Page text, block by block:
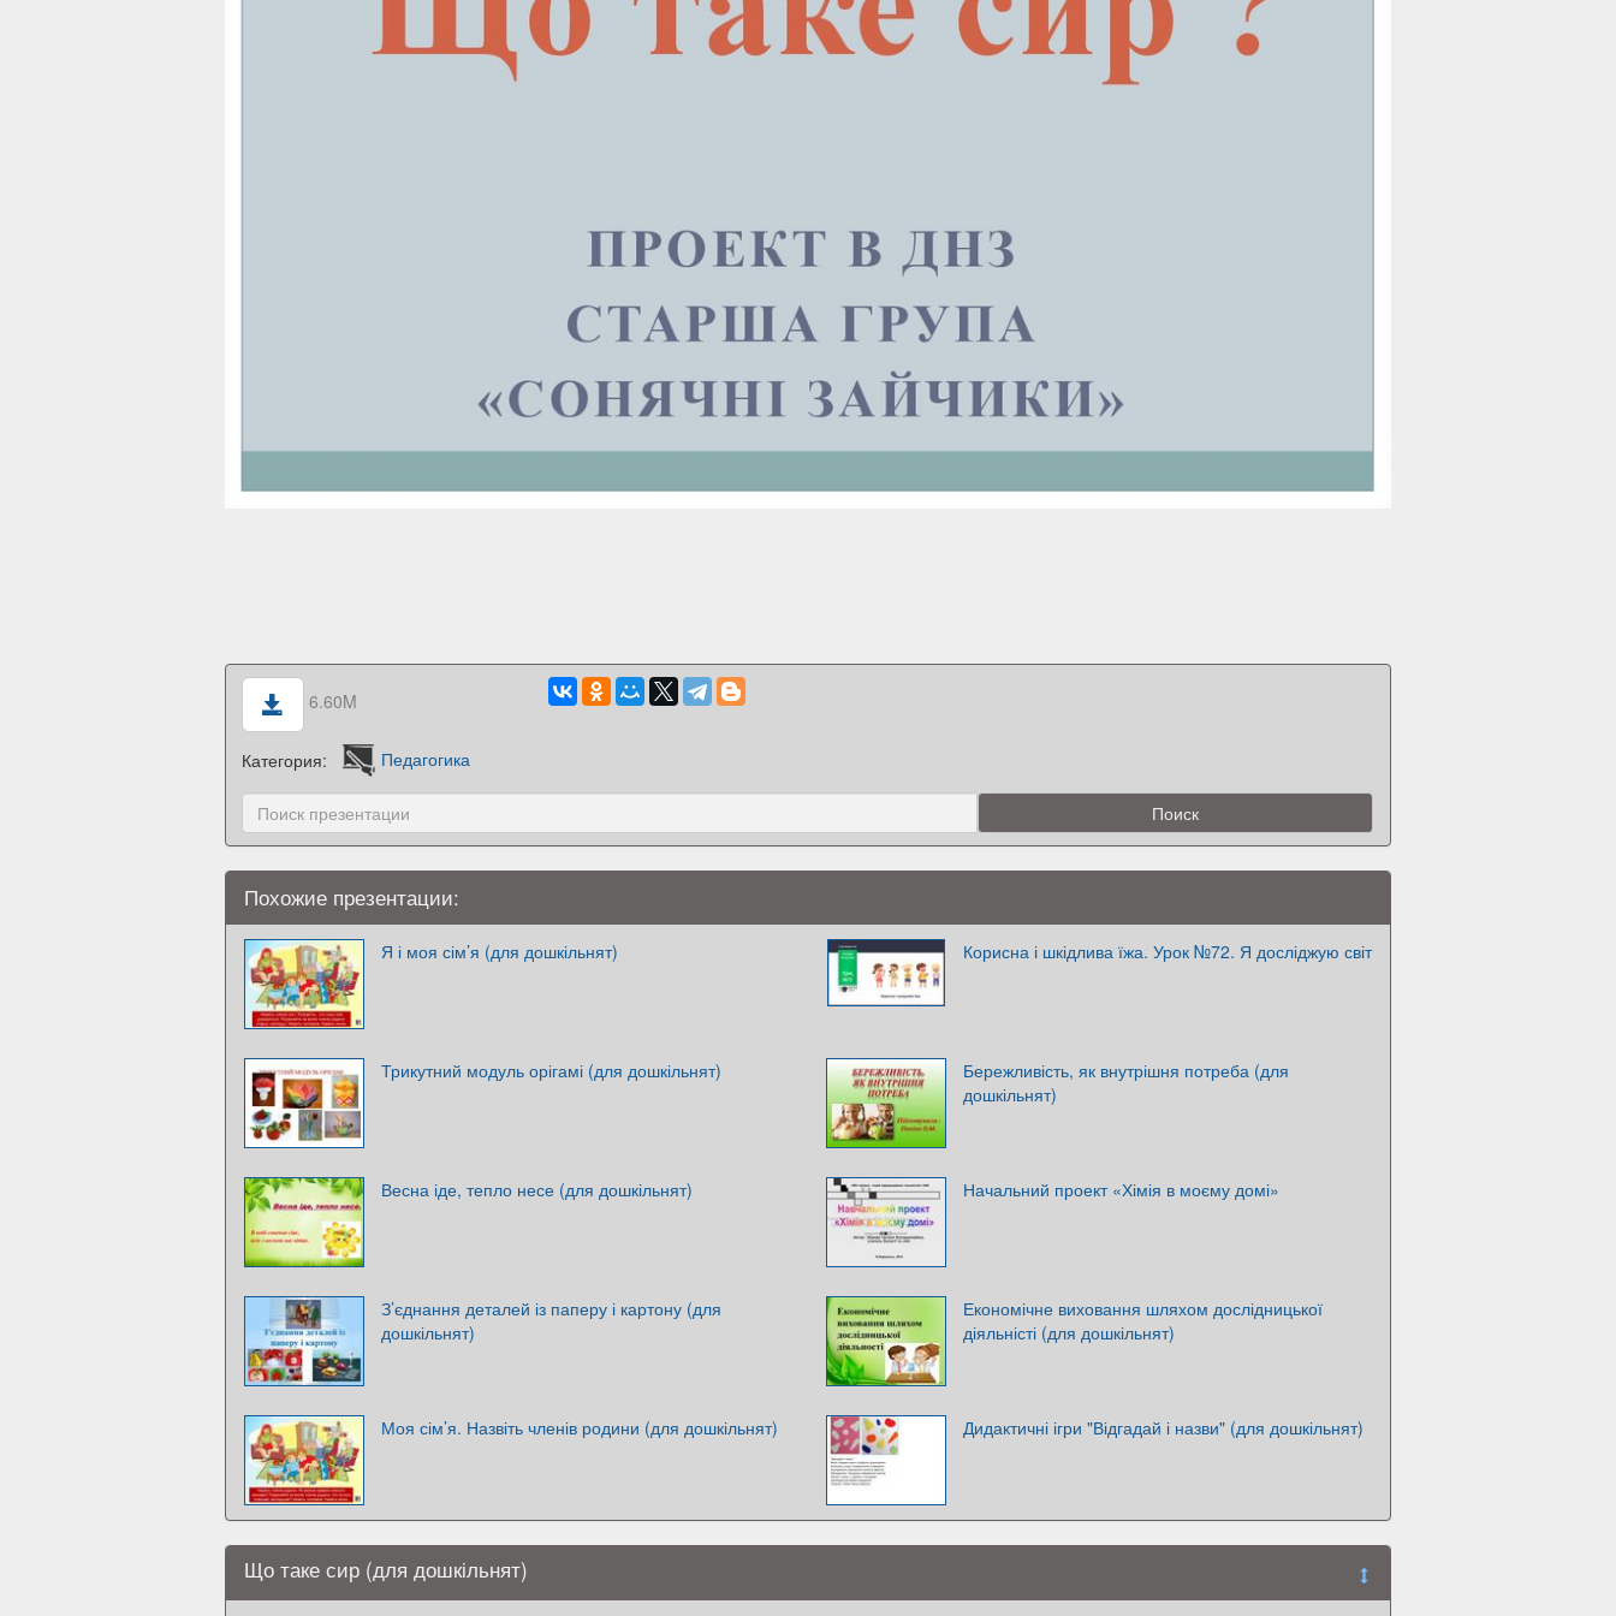
6.60M
Категория: Педагогика
Похожие презентации:
Я і моя сім’я (для дошкільнят) Корисна і шкідлива їжа. Урок №72. Я досліджую світ
Трикутний модуль орігамі (для дошкільнят)
Бережливість, як внутрішня потреба (для
дошкільнят)
Весна іде, тепло несе (для дошкільнят) Начальний проект «Хімія в моєму домі»
З’єднання деталей із паперу і картону (для
дошкільнят)
Економічне виховання шляхом дослідницької
діяльністі (для дошкільнят)
Моя сім’я. Назвіть членів родини (для дошкільнят) Дидактичні ігри "Відгадай і назви" (для дошкільнят)
Що таке сир (для дошкільнят)